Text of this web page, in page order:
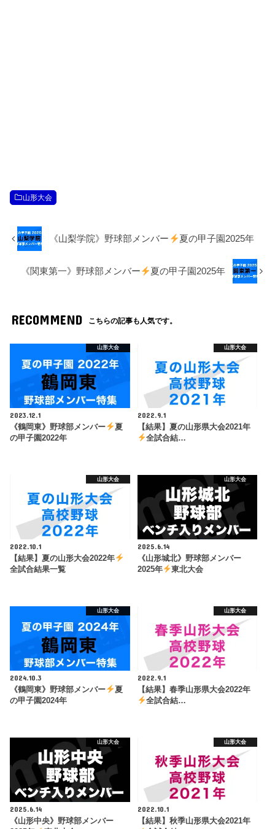
山形大会
《山梨学院》野球部メンバー 夏の甲子園2025年
《関東第一》野球部メンバー 夏の甲子園2025年
RECOMMEND こちらの記事も人気です。
山形大会
2023.12.1
《鶴岡東》野球部メンバー
夏
の甲子園2022年
山形大会
2022.9.1
【結果】夏の山形県大会2021年
全試合結…
山形大会
2022.10.1
【結果】夏の山形大会2022年
全試合結果一覧
山形大会
2025.6.14
《山形城北》野球部メンバー
2025年
東北大会
山形大会
2024.10.3
《鶴岡東》野球部メンバー
夏
の甲子園2024年
山形大会
2022.9.1
【結果】春季山形県大会2022年
全試合結…
山形大会
2025.6.14
《山形中央》野球部メンバー
山形大会
2022.10.1
【結果】秋季山形県大会2021年